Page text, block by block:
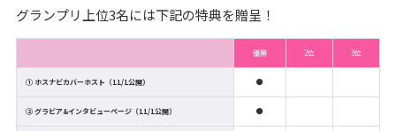
グランプリ上位3名には下記の特典を贈呈！
優勝 2位 3位
① ホスナビカバーホスト（11/1公開） ●
② グラビア&インタビューページ（11/1公開） ●